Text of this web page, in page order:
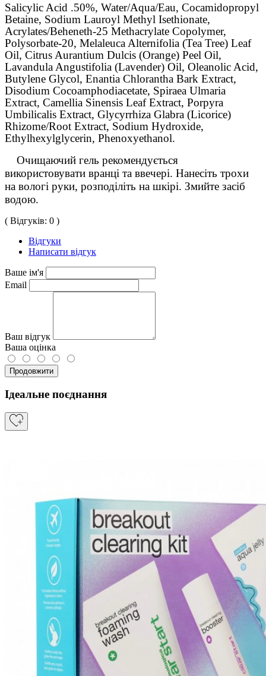
Salicylic Acid .50%, Water/Aqua/Eau, Cocamidopropyl
Betaine, Sodium Lauroyl Methyl Isethionate,
Acrylates/Beheneth-25 Methacrylate Copolymer,
Polysorbate-20, Melaleuca Alternifolia (Tea Tree) Leaf
Oil, Citrus Aurantium Dulcis (Orange) Peel Oil,
Lavandula Angustifolia (Lavender) Oil, Oleanolic Acid,
Butylene Glycol, Enantia Chlorantha Bark Extract,
Disodium Cocoamphodiacetate, Spiraea Ulmaria
Extract, Camellia Sinensis Leaf Extract, Porpyra
Umbilicalis Extract, Glycyrrhiza Glabra (Licorice)
Rhizome/Root Extract, Sodium Hydroxide,
Ethylhexylglycerin, Phenoxyethanol.
Очищаючий гель рекомендується
використовувати вранці та ввечері. Нанесіть трохи
на вологі руки, розподіліть на шкірі. Змийте засіб
водою.
( Відгуків: 0 )
Відгуки
Написати відгук
Ваше ім'я
Email
Ваш відгук
Ваша оцінка
Продовжити
Ідеальне поєднання